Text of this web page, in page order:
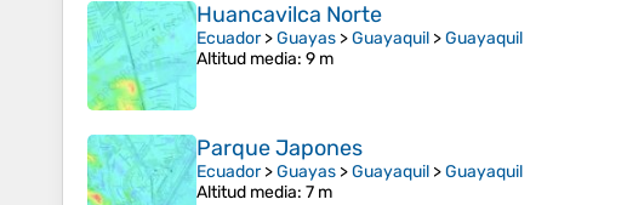
Huancavilca Norte
Ecuador>Guayas >Guayaquil >Guayaquil
Altitud media: 9 m
Parque Japones
Ecuador>Guayas >Guayaquil >Guayaquil
Altitud media: 7 m